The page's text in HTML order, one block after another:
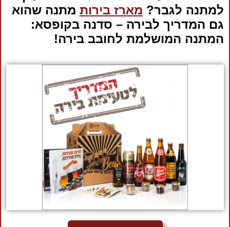
למתנה לגבר? מארז בירות מתנה שהוא
גם המדריך לבירה – סדנה בקופסא:
המתנה המושלמת לחובב בירה!